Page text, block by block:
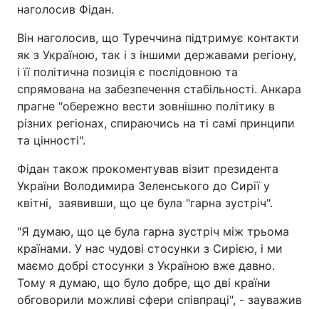
наголосив Фідан.
Він наголосив, що Туреччина підтримує контакти
як з Україною, так і з іншими державами регіону,
і її політична позиція є послідовною та
спрямована на забезпечення стабільності. Анкара
прагне "обережно вести зовнішню політику в
різних регіонах, спираючись на ті самі принципи
та цінності".
Фідан також прокоментував візит президента
України Володимира Зеленського до Сирії у
квітні, заявивши, що це була "гарна зустріч".
"Я думаю, що це була гарна зустріч між трьома
країнами. У нас чудові стосунки з Сирією, і ми
маємо добрі стосунки з Україною вже давно.
Тому я думаю, що було добре, що дві країни
обговорили можливі сфери співпраці", - зауважив